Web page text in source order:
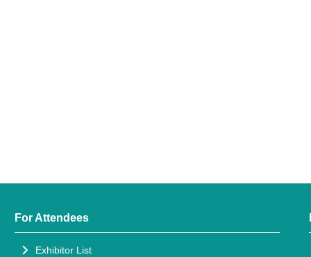
For Attendees
Exhibitor List